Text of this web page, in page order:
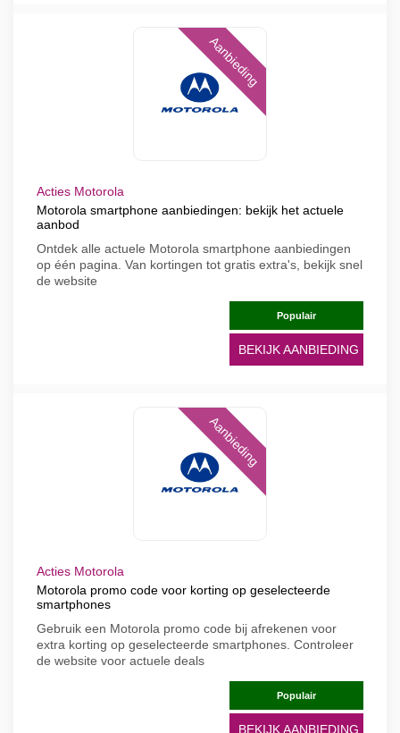
Aanbieding
Acties Motorola
Motorola smartphone aanbiedingen: bekijk het actuele
aanbod
Ontdek alle actuele Motorola smartphone aanbiedingen
op één pagina. Van kortingen tot gratis extra's, bekijk snel
de website
Populair
BEKIJK AANBIEDING
Aanbieding
Acties Motorola
Motorola promo code voor korting op geselecteerde
smartphones
Gebruik een Motorola promo code bij afrekenen voor
extra korting op geselecteerde smartphones. Controleer
de website voor actuele deals
Populair
BEKIJK AANBIEDING